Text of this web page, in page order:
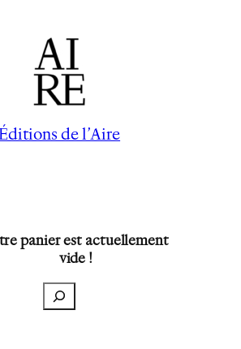
de l’Aire
panier est actuellement
vide !
Recherche